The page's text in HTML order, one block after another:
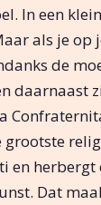
In een
als je op
de
daarnaast
grootste
en herbergt
Dat